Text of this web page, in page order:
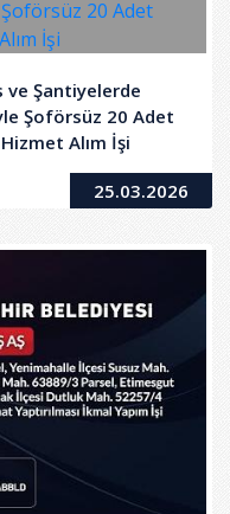
ve Şantiyelerde
Şoförsüz 20 Adet
Alım İşi
25.03.2026